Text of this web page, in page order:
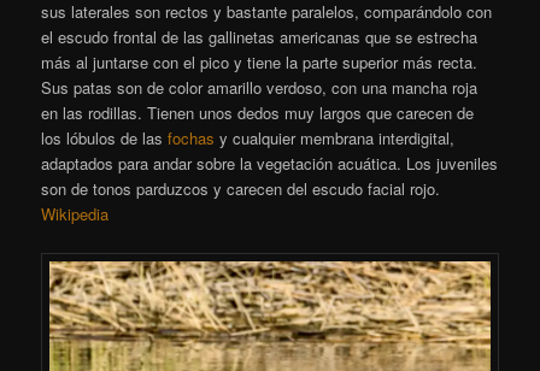
sus laterales son rectos y bastante paralelos, comparándolo con
el escudo frontal de las gallinetas americanas que se estrecha
más al juntarse con el pico y tiene la parte superior más recta.
Sus patas son de color amarillo verdoso, con una mancha roja
en las rodillas. Tienen unos dedos muy largos que carecen de
los lóbulos de lasfochas y cualquier membrana interdigital,
adaptados para andar sobre la vegetación acuática. Los juveniles
son de tonos parduzcos y carecen del escudo facial rojo.
Wikipedia